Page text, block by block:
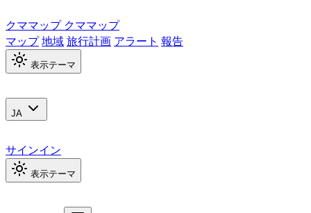
クママップ クママップ
マップ地域旅行計画 アラート 報告
表示テーマ
JA
サインイン
表示テーマ